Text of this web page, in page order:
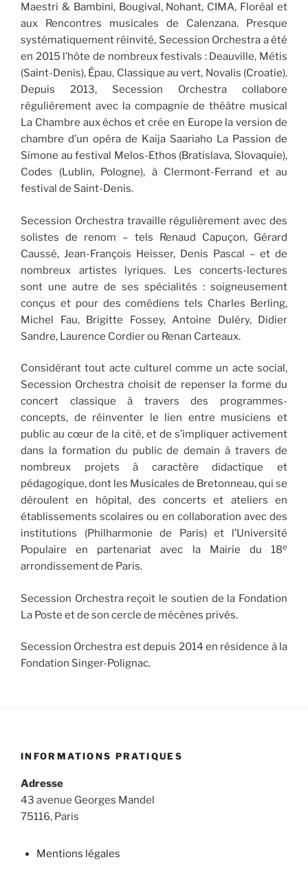
Maestri & Bambini, Bougival, Nohant, CIMA, Floréal et
aux Rencontres musicales de Calenzana. Presque
systématiquement réinvité, Secession Orchestra a été
en 2015 l’hôte de nombreux festivals : Deauville, Métis
(Saint-Denis), Épau, Classique au vert, Novalis (Croatie).
Depuis 2013, Secession Orchestra collabore
régulièrement avec la compagnie de théâtre musical
La Chambre aux échos et crée en Europe la version de
chambre d’un opéra de Kaija Saariaho La Passion de
Simone au festival Melos-Ethos (Bratislava, Slovaquie),
Codes (Lublin, Pologne), à Clermont-Ferrand et au
festival de Saint-Denis.
Secession Orchestra travaille régulièrement avec des
solistes de renom – tels Renaud Capuçon, Gérard
Caussé, Jean-François Heisser, Denis Pascal – et de
nombreux artistes lyriques. Les concerts-lectures
sont une autre de ses spécialités : soigneusement
conçus et pour des comédiens tels Charles Berling,
Michel Fau, Brigitte Fossey, Antoine Duléry, Didier
Sandre, Laurence Cordier ou Renan Carteaux.
Considérant tout acte culturel comme un acte social,
Secession Orchestra choisit de repenser la forme du
concert classique à travers des programmes-
concepts, de réinventer le lien entre musiciens et
public au cœur de la cité, et de s’impliquer activement
dans la formation du public de demain à travers de
nombreux projets à caractère didactique et
pédagogique, dont les Musicales de Bretonneau, qui se
déroulent en hôpital, des concerts et ateliers en
établissements scolaires ou en collaboration avec des
institutions (Philharmonie de Paris) et l’Université
Populaire en partenariat avec la Mairie du 18e
arrondissement de Paris.
Secession Orchestra reçoit le soutien de la Fondation
La Poste et de son cercle de mécènes privés.
Secession Orchestra est depuis 2014 en résidence à la
Fondation Singer-Polignac.
INFORMATIONS PRATIQUES
Adresse
43 avenue Georges Mandel
75116, Paris
Mentions légales